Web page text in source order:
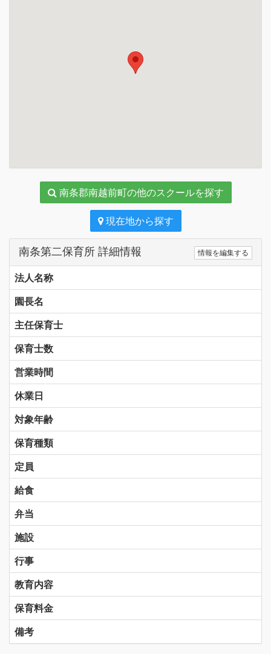
南条郡南越前町の他のスクールを探す
現在地から探す
南条第二保育所 詳細情報 情報を編集する
法人名称
園長名
主任保育士
保育士数
営業時間
休業日
対象年齢
保育種類
定員
給食
弁当
施設
行事
教育内容
保育料金
備考